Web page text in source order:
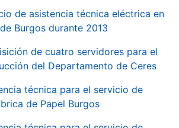
de asistencia técnica eléctrica en
Burgos durante 2013
de cuatro servidores para el
del Departamento de Ceres
técnica para el servicio de
de Papel Burgos